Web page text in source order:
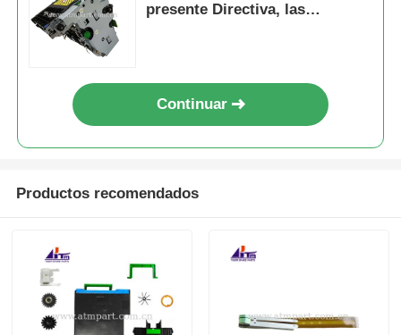
presente Directiva, las
que las empresas que cumplen
los requisitos de la presente
requisitos de la presente
Continuar
Productos recomendados